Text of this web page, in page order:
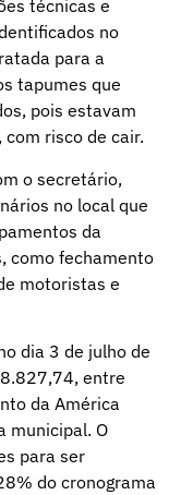
técnicas e
no
para a
tapumes que
pois estavam
risco de cair.
o secretário,
no local que
da
como fechamento
motoristas e
dia 3 de julho de
entre
da América
municipal. O
para ser
do cronograma